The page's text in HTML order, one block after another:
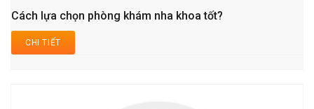
Cách lựa chọn phòng khám nha khoa tốt?
CHI TIẾT